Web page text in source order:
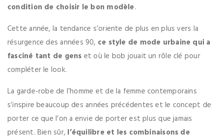
condition de choisir le bon modèle.
Cette année, la tendance s’oriente de plus en plus vers la
résurgence des années 90, ce style de mode urbaine qui a
fasciné tant de gens et où le bob jouait un rôle clé pour
compléter le look.
La garde-robe de l’homme et de la femme contemporains
s’inspire beaucoup des années précédentes et le concept de
porter ce que l’on a envie de porter est plus que jamais
présent. Bien sûr, l’équilibre et les combinaisons de